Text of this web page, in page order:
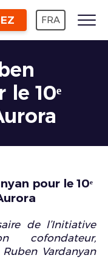
FRA
10ᵉ
pour le 10ᵉ
de l’Initiative
cofondateur,
Vardanyan